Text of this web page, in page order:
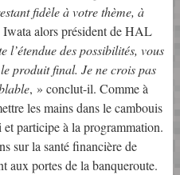
fidèle à votre thème, à
alors président de HAL
l’étendue des possibilités, vous
produit final. Je ne crois pas
, » conclut-il. Comme à
les mains dans le cambouis
participe à la programmation.
sur la santé financière de
aux portes de la banqueroute.